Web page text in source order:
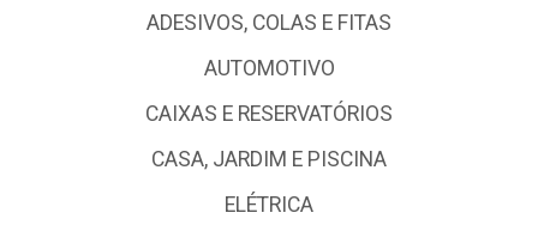
ADESIVOS, COLAS E FITAS
AUTOMOTIVO
CAIXAS E RESERVATÓRIOS
CASA, JARDIM E PISCINA
ELÉTRICA